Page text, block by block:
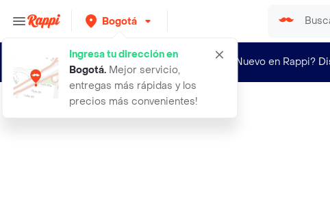
Bogotá
Ingresa tu dirección en
Bogotá. Mejor servicio,
entregas más rápidas y los
precios más convenientes!
¿Nuevo en Rappi?
500 stickers de animales vvaa